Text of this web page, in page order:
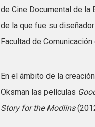
de Cine Documental de la
de la que fue su
Facultad de
En el ámbito de la
Oksman las películas
Story for the Modlins